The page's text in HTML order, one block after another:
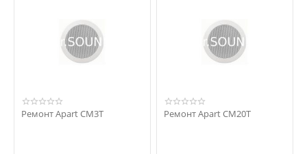
Ремонт Apart CM3T Ремонт Apart CM20T